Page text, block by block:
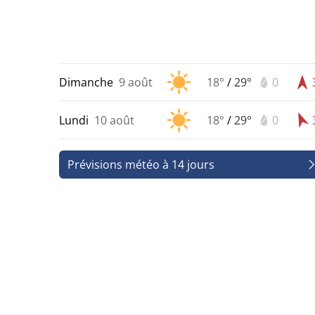
Dimanche 9 août 18° /29° 0
Lundi 10 août 18° /29° 0
Prévisions météo à 14 jours